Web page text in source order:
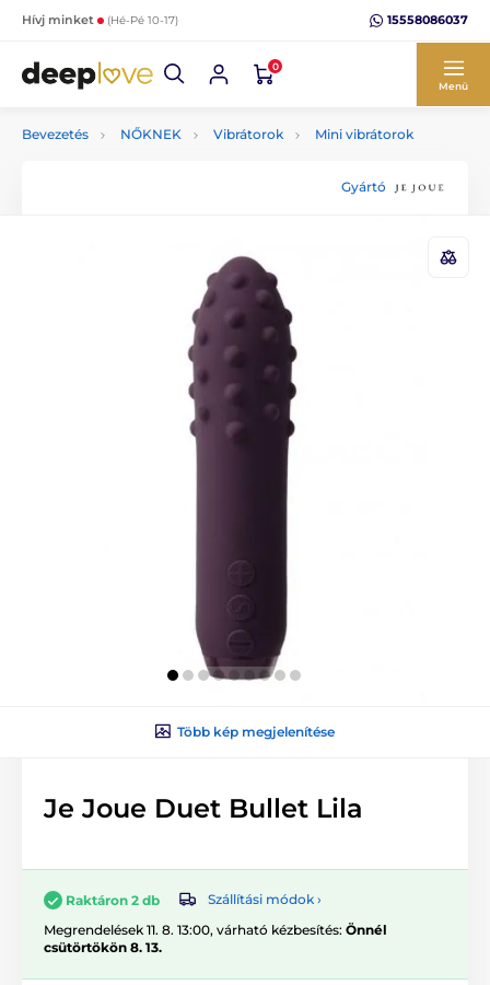
Hívj minket (Hé-Pé 10-17) 15558086037
0
Menü
Bevezetés NŐKNEK Vibrátorok Mini vibrátorok
Gyártó
Több kép megjelenítése
Je Joue Duet Bullet Lila
Raktáron 2 db
Szállítási módok ›
Megrendelések 11. 8. 13:00, várható kézbesítés: Önnél
csütörtökön 8. 13.